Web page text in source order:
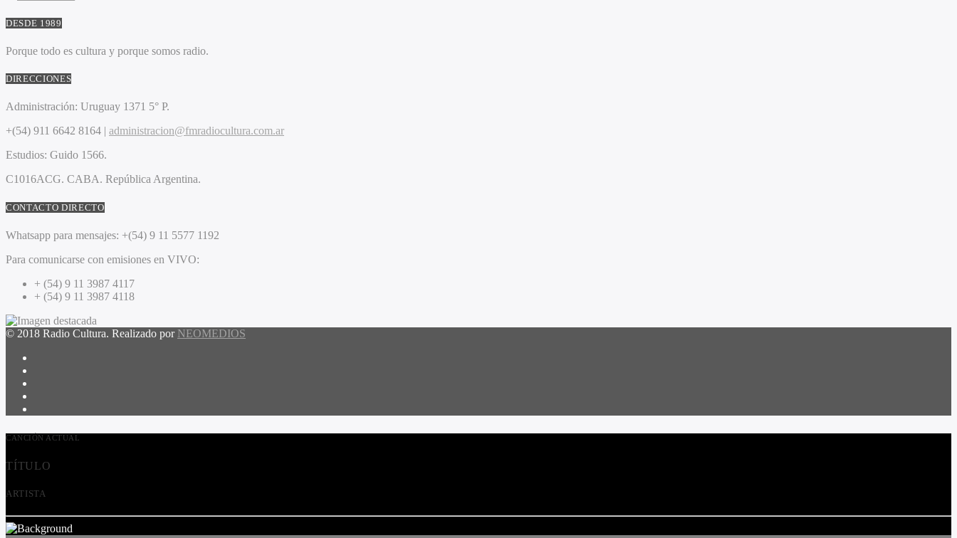
DESDE 1989
Porque todo es cultura y porque somos radio.
DIRECCIONES
Administración: Uruguay 1371 5° P.
+(54) 911 6642 8164 | administracion@fmradiocultura.com.ar
Estudios: Guido 1566.
C1016ACG. CABA. República Argentina.
CONTACTO DIRECTO
Whatsapp para mensajes: +(54) 9 11 5577 1192
Para comunicarse con emisiones en VIVO:
+ (54) 9 11 3987 4117
+ (54) 9 11 3987 4118
© 2018 Radio Cultura. Realizado por NEOMEDIOS
CANCIÓN ACTUAL
TÍTULO
ARTISTA